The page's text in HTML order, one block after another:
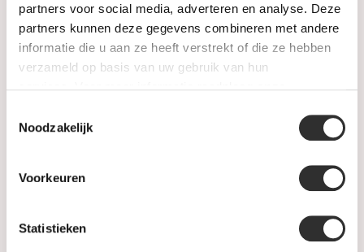
partners voor social media, adverteren en analyse. Deze
partners kunnen deze gegevens combineren met andere
informatie die u aan ze heeft verstrekt of die ze hebben
verzameld op basis van uw gebruik van hun
Noodzakelijk
Voorkeuren
Statistieken
Wedding rings
PRE-OWNED
Maatwerk